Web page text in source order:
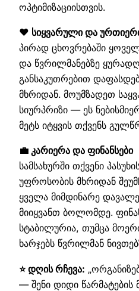
ოპტიმიზაციისთვის.
❤️ სიყვარული და
პირად ცხოვრებაში
და წვრილმანებზე
განსაკუთრებით
მხრიდან. მოუმზადეთ
სიურპრიზი — ეს
მეტს იტყვის თქვენს
💼 კარიერა და ფინანსები
სამსახურში თქვენი
უფროსობის მხრიდან
ყველა მიმდინარე
მიიყვანთ ბოლომდე.
სტაბილურია, თუმცა
ხარჯებს წვრილმან
⭐ დღის რჩევა:
— შენი დიდი წარმატების